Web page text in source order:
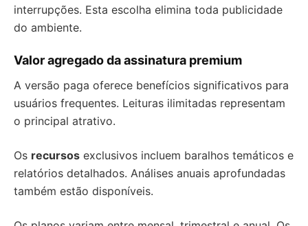
interrupções. Esta escolha elimina toda publicidade
do ambiente.
Valor agregado da assinatura premium
A versão paga oferece benefícios significativos para
usuários frequentes. Leituras ilimitadas representam
o principal atrativo.
Os recursos exclusivos incluem baralhos temáticos e
relatórios detalhados. Análises anuais aprofundadas
também estão disponíveis.